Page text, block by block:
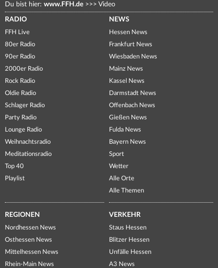
Du bist hier: www.FFH.de >>> Video
RADIO
FFH Live
80er Radio
90er Radio
2000er Radio
Rock Radio
Oldie Radio
Schlager Radio
Party Radio
Lounge Radio
Weihnachtsradio
Meditationsradio
Top 40
Playlist
NEWS
Hessen News
Frankfurt News
Wiesbaden News
Mainz News
Kassel News
Darmstadt News
Offenbach News
Gießen News
Fulda News
Bayern News
Sport
Wetter
Alle Orte
Alle Themen
REGIONEN
Nordhessen News
Osthessen News
Mittelhessen News
Rhein-Main News
VERKEHR
Staus Hessen
Blitzer Hessen
Unfälle Hessen
A3 News